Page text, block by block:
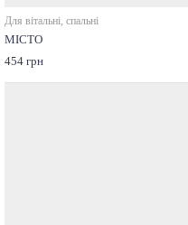
Для вітальні, спальні
МІСТО
454 грн